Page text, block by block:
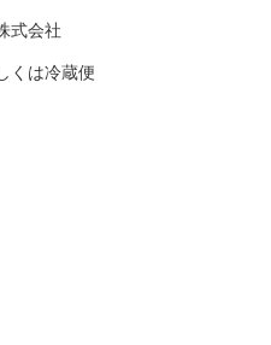
式会社
くは冷蔵便